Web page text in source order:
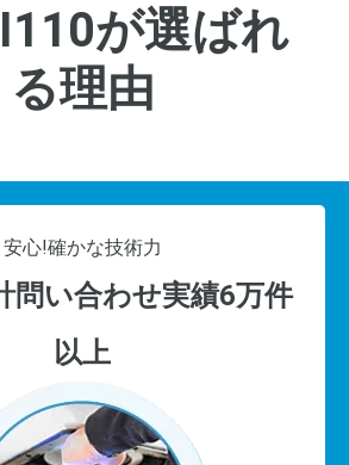
が選ばれ
る理由
安心!確かな技術力
問い合わせ実績6万件
以上